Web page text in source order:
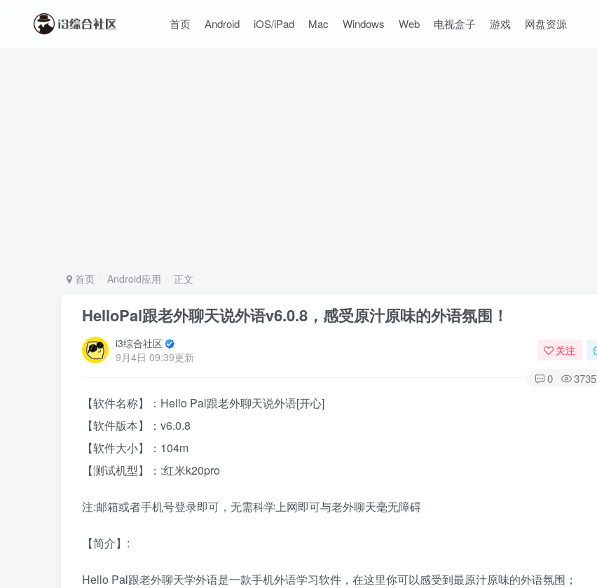
首页 Android iOS/iPad Mac Windows Web 电视盒子 游戏 网盘资源
首页 Android应用 正文
HelloPal跟老外聊天说外语v6.0.8，感受原汁原味的外语氛围！
i3综合社区
9月4日 09:39更新
关注
0 3735
【软件名称】：Hello Pal跟老外聊天说外语[开心]
【软件版本】：v6.0.8
【软件大小】：104m
【测试机型】：:红米k20pro
注:邮箱或者手机号登录即可，无需科学上网即可与老外聊天毫无障碍
【简介】:
Hello Pal跟老外聊天学外语是一款手机外语学习软件，在这里你可以感受到最原汁原味的外语氛围；